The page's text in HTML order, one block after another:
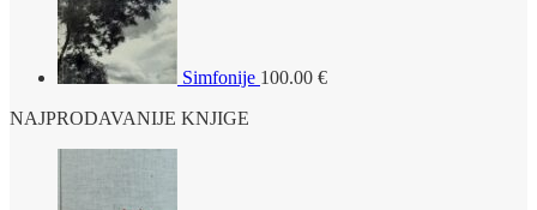
Simfonije 100.00 €
NAJPRODAVANIJE KNJIGE